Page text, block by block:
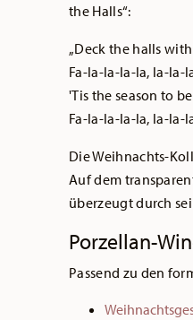
the Halls“:
„Deck the halls
Fa-la-la-la-la, la-la-
'Tis the season to
Fa-la-la-la-la, la-la-
Die Weihnachts-
Auf dem
überzeugt durch
Porzellan-
Passend zu den